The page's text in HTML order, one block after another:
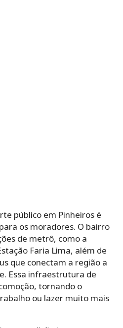
público em Pinheiros é
os moradores. O bairro
de metrô, como a
Faria Lima, além de
que conectam a região a
Essa infraestrutura de
tornando o
ou lazer muito mais